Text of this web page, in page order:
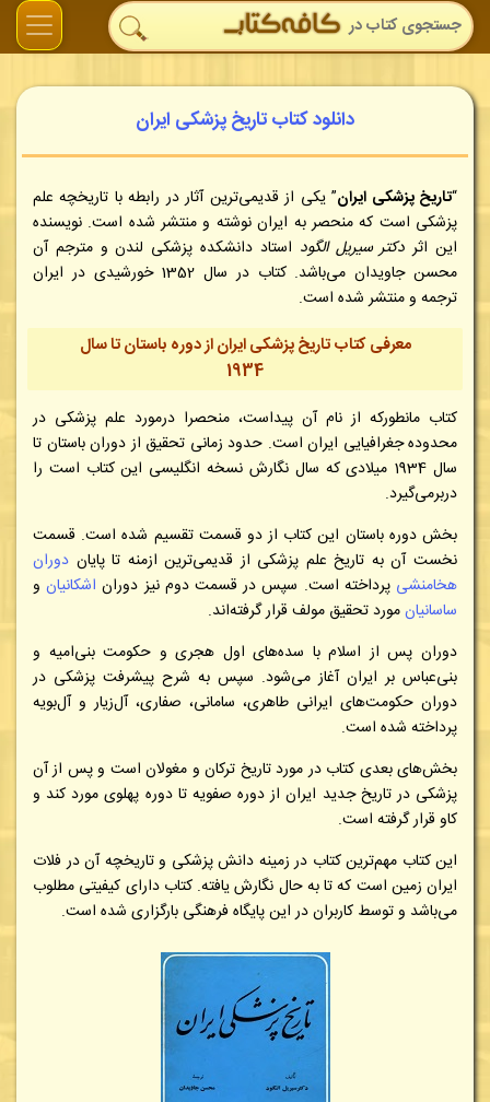
دانلود کتاب تاریخ پزشکی ایران
“تاریخ پزشکی ایران” یکی از قدیمی‌ترین آثار در رابطه با تاریخچه علم
پزشکی است که منحصر به ایران نوشته و منتشر شده است. نویسنده
این اثر دکتر سیریل الگود استاد دانشکده پزشکی لندن و مترجم آن
محسن جاویدان می‌باشد. کتاب در سال 1352 خورشیدی در ایران
ترجمه و منتشر شده است.
معرفی کتاب تاریخ پزشکی ایران از دوره باستان تا سال
1934
کتاب مانطورکه از نام آن پیداست، منحصرا درمورد علم پزشکی در
محدوده جغرافیایی ایران است. حدود زمانی تحقیق از دوران باستان تا
سال 1934 میلادی که سال نگارش نسخه انگلیسی این کتاب است را
دربرمی‌گیرد.
بخش دوره باستان این کتاب از دو قسمت تقسیم شده است. قسمت
نخست آن به تاریخ علم پزشکی از قدیمی‌ترین ازمنه تا پایان دوران
هخامنشی پرداخته است. سپس در قسمت دوم نیز دوران اشکانیانو
ساسانیانمورد تحقیق مولف قرار گرفته‌اند.
دوران پس از اسلام با سده‌های اول هجری و حکومت بنی‌امیه و
بنی‌عباس بر ایران آغاز می‌شود. سپس به شرح پیشرفت پزشکی در
دوران حکومت‌های ایرانی طاهری، سامانی، صفاری، آل‌زیار و آل‌بویه
پرداخته شده است.
بخش‌های بعدی کتاب در مورد تاریخ ترکان و مغولان است و پس از آن
پزشکی در تاریخ جدید ایران از دوره صفویه تا دوره پهلوی مورد کند و
کاو قرار گرفته است.
این کتاب مهم‌ترین کتاب در زمینه دانش پزشکی و تاریخچه آن در فلات
ایران زمین است که تا به حال نگارش یافته. کتاب دارای کیفیتی مطلوب
می‌باشد و توسط کاربران در این پایگاه فرهنگی بارگزاری شده است.